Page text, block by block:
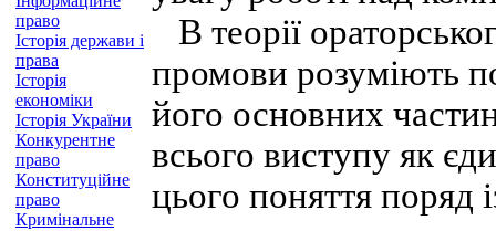
право
Історія держави і
права
Історія
економіки
Історія України
Конкурентне
право
Конституційне
право
Кримінальне
В теорії
промови розуміють
його основних
всього виступу як
цього поняття поряд